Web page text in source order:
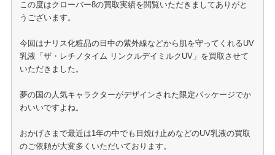
この度はクローバー8の買取実績を閲覧いただきましてありがと
うございます。
今回はナリス化粧品の日中の紫外線などから肌を守ってくれるUV
乳液「ザ・レチノタイム リンクルデイミルクUV」を買取させて
いただきました。
夢の国の人気キャラクターがデザインされた限定パッケージでか
わいいですよね。
おかげさまで最近は1年の中でも日焼け止めなどのUV乳液の買取
のご依頼が大変多くいただいております。